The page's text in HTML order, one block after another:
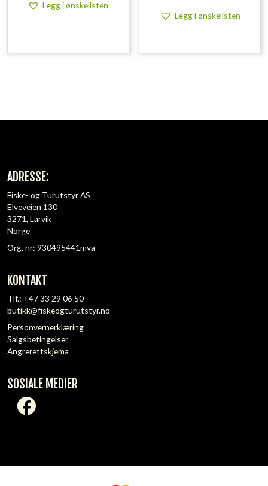
Legg i ønskelisten
Legg i ønskelisten
ADRESSE:
Fiske- og Turutstyr AS
Elveveien 130
3271, Larvik
Norge
Org. nr: 930495441mva
KONTAKT
Tlf.: +47 33 29 06 50
butikk@fiskeogturutstyr.no
Personvernerklæring
Salgsbetingelser
Angrerettskjema
SOSIALE MEDIER